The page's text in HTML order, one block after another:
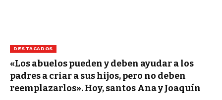
DESTACADOS
«Los abuelos pueden y deben ayudar a los
padres a criar a sus hijos, pero no deben
reemplazarlos». Hoy, santos Ana y Joaquín